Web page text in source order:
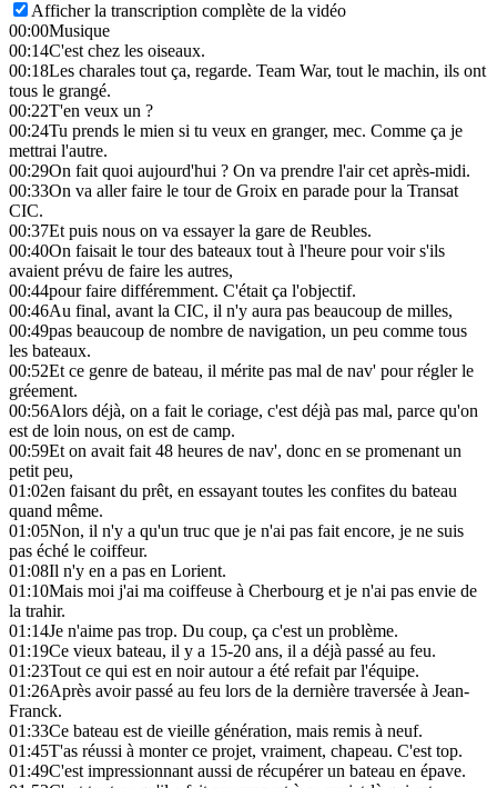
Afficher la transcription complète de la vidéo
00:00Musique
00:14C'est chez les oiseaux.
00:18Les charales tout ça, regarde. Team War, tout le machin, ils ont
tous le grangé.
00:22T'en veux un ?
00:24Tu prends le mien si tu veux en granger, mec. Comme ça je
mettrai l'autre.
00:29On fait quoi aujourd'hui ? On va prendre l'air cet après-midi.
00:33On va aller faire le tour de Groix en parade pour la Transat
CIC.
00:37Et puis nous on va essayer la gare de Reubles.
00:40On faisait le tour des bateaux tout à l'heure pour voir s'ils
avaient prévu de faire les autres,
00:44pour faire différemment. C'était ça l'objectif.
00:46Au final, avant la CIC, il n'y aura pas beaucoup de milles,
00:49pas beaucoup de nombre de navigation, un peu comme tous
les bateaux.
00:52Et ce genre de bateau, il mérite pas mal de nav' pour régler le
gréement.
00:56Alors déjà, on a fait le coriage, c'est déjà pas mal, parce qu'on
est de loin nous, on est de camp.
00:59Et on avait fait 48 heures de nav', donc en se promenant un
petit peu,
01:02en faisant du prêt, en essayant toutes les confites du bateau
quand même.
01:05Non, il n'y a qu'un truc que je n'ai pas fait encore, je ne suis
pas éché le coiffeur.
01:08Il n'y en a pas en Lorient.
01:10Mais moi j'ai ma coiffeuse à Cherbourg et je n'ai pas envie de
la trahir.
01:14Je n'aime pas trop. Du coup, ça c'est un problème.
01:19Ce vieux bateau, il y a 15-20 ans, il a déjà passé au feu.
01:23Tout ce qui est en noir autour a été refait par l'équipe.
01:26Après avoir passé au feu lors de la dernière traversée à Jean-
Franck.
01:33Ce bateau est de vieille génération, mais remis à neuf.
01:45T'as réussi à monter ce projet, vraiment, chapeau. C'est top.
01:49C'est impressionnant aussi de récupérer un bateau en épave.